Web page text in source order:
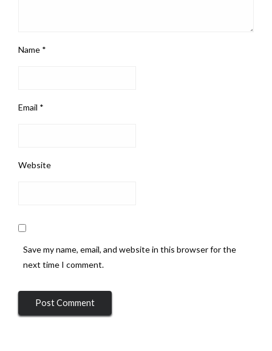
Name *
Email *
Website
Save my name, email, and website in this browser for the
next time I comment.